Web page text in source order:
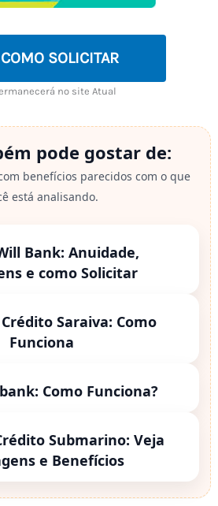
SOLICITAR
no site Atual
pode gostar de:
benefícios parecidos com o que
está analisando.
Bank: Anuidade,
e como Solicitar
Saraiva: Como
Funciona
Como Funciona?
Submarino: Veja
e Benefícios